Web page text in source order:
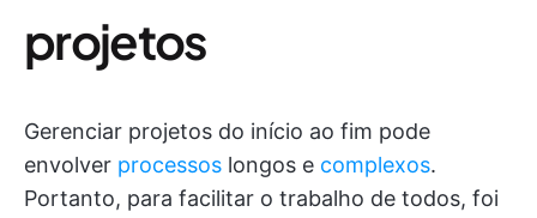
projetos
Gerenciar projetos do início ao fim pode
envolver processos longos e complexos.
Portanto, para facilitar o trabalho de todos, foi